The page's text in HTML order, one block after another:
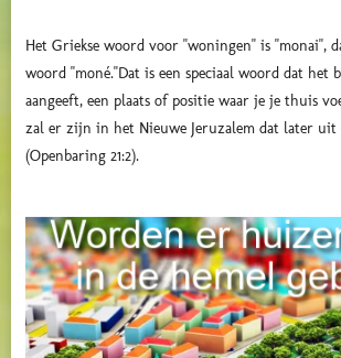
Het Griekse woord voor "woningen" is "monai",
woord "moné."Dat is een speciaal woord dat het
aangeeft, een plaats of positie waar je je thuis
zal er zijn in het Nieuwe Jeruzalem dat later uit
(Openbaring 21:2).